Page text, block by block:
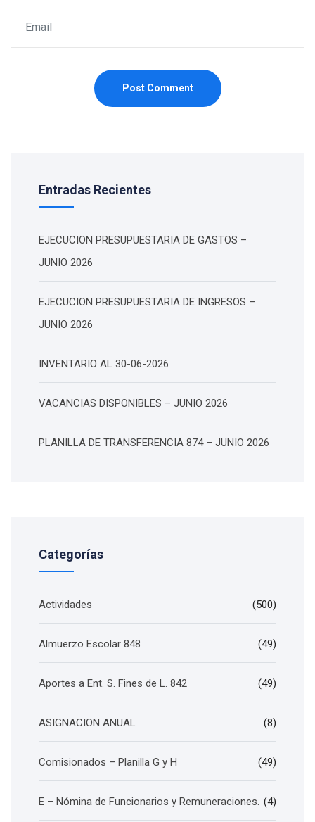
Post Comment
Entradas Recientes
EJECUCION PRESUPUESTARIA DE GASTOS –
JUNIO 2026
EJECUCION PRESUPUESTARIA DE INGRESOS –
JUNIO 2026
INVENTARIO AL 30-06-2026
VACANCIAS DISPONIBLES – JUNIO 2026
PLANILLA DE TRANSFERENCIA 874 – JUNIO 2026
Categorías
Actividades (500)
Almuerzo Escolar 848 (49)
Aportes a Ent. S. Fines de L. 842 (49)
ASIGNACION ANUAL (8)
Comisionados – Planilla G y H (49)
E – Nómina de Funcionarios y Remuneraciones. (4)